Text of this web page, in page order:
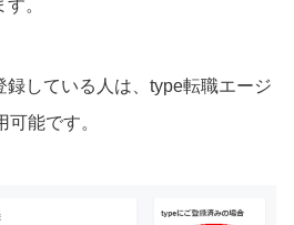
。
している人は、type転職エージ
能です。